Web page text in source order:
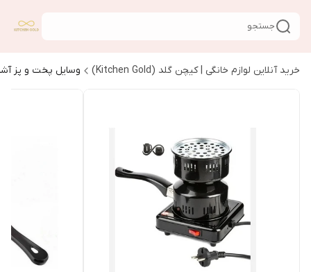
جستجو
خرید آنلاین لوازم خانگی | کیچن گلد (Kitchen Gold) وسایل پخت و پز